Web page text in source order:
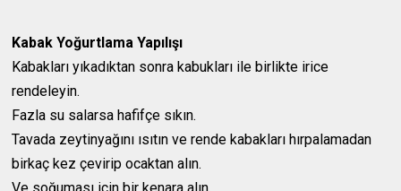
Kabak Yoğurtlama Yapılışı
Kabakları yıkadıktan sonra kabukları ile birlikte irice
rendeleyin.
Fazla su salarsa hafifçe sıkın.
Tavada zeytinyağını ısıtın ve rende kabakları hırpalamadan
birkaç kez çevirip ocaktan alın.